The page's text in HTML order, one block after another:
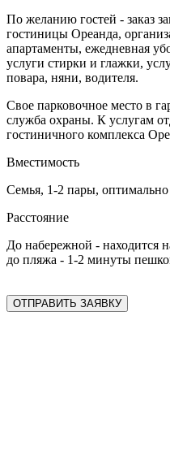
По желанию гостей - заказ
гостиницы Ореанда,
апартаменты, ежедневная
услуги стирки и глажки,
повара, няни, водителя.
Свое парковочное место в
служба охраны. К услугам
гостиничного комплекса
Вместимость
Семья, 1-2 пары, оптимально
Расстояние
До набережной - находится
до пляжа - 1-2 минуты
ОТПРАВИТЬ ЗАЯВКУ